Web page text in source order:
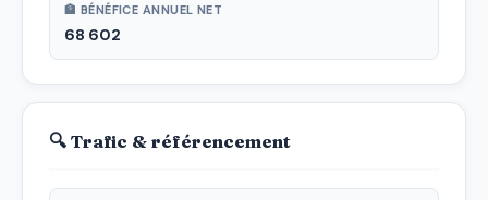
🏦 BÉNÉFICE ANNUEL NET
68 602
🔍 Trafic & référencement